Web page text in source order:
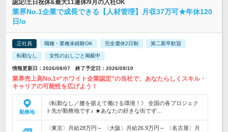
認定/土日祝休&最大11連休/9月の入社OK
業界No.1企業で成長できる【人材管理】月収37万可★年休120
日/o
正社員 職種・業種未経験OK 完全週休2日制 第二新卒歓迎
転勤なし 女性のおしごと掲載中
情報更新日：2026/08/07 終了予定日：2026/09/10
業界売上高No.1×“ホワイト企業認定”の当社で、あなたらしくスキル・
キャリアの可能性を広げよう！
勤務地
《転勤なし／腰を据えて働ける環境！》 全国の各プロジェク
ト先が勤務地です♪ ★あなたの好きな街でず…
〈東京〉月給28万円～ 〈大阪〉月給26.9万円～ 〈名古屋〉月